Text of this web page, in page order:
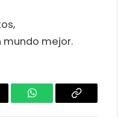
mejor.
WhatsAppCopy